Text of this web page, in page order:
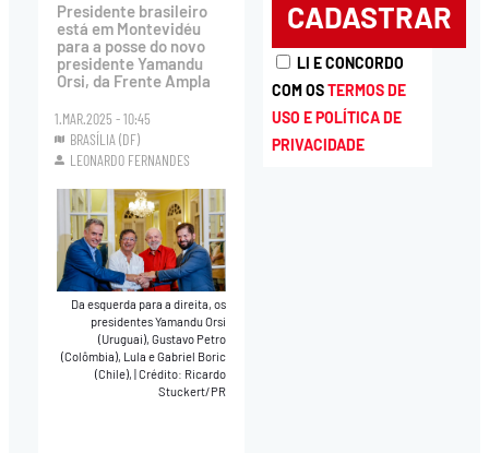
Presidente brasileiro
está em Montevidéu
para a posse do novo
presidente Yamandu
Orsi, da Frente Ampla
1.MAR.2025 - 10:45
BRASÍLIA (DF)
LEONARDO FERNANDES
Da esquerda para a direita, os
presidentes Yamandu Orsi
(Uruguai), Gustavo Petro
(Colômbia), Lula e Gabriel Boric
(Chile), Crédito: Ricardo
Stuckert/PR
LI E CONCORDO
COM OSTERMOS DE
USO E POLÍTICA DE
PRIVACIDADE